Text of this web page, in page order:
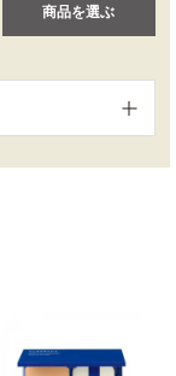
商品を選ぶ